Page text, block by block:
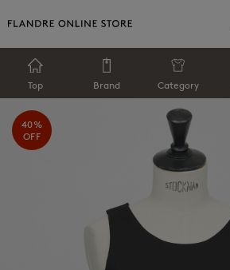
Top Brand Category
40%
OFF